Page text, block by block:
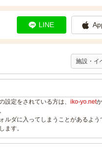
LINE
施設・イ
定をされている方は、 iko-yo.net
ルダに入ってしまうことがあるよう
ます。